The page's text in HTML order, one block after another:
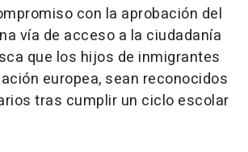
con la aprobación del
vía de acceso a la ciudadanía
que los hijos de inmigrantes
europea, sean reconocidos
tras cumplir un ciclo escolar